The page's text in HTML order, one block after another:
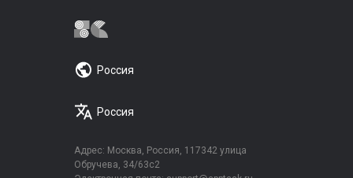
Россия
Россия
Адрес: Москва, Россия, 117342 улица
Обручева, 34/63с2